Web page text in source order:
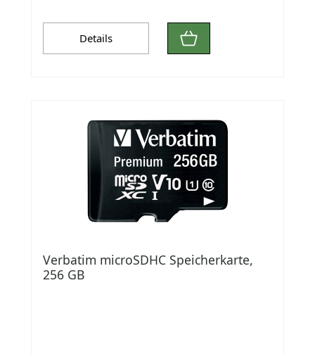
Details
Verbatim microSDHC Speicherkarte,
256 GB